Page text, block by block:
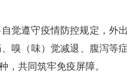
觉遵守疫情防控规定，外
嗅（味）觉减退、腹泻等
，共同筑牢免疫屏障。